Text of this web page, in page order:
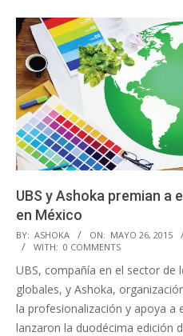
UBS y Ashoka premian a
en México
2015-
05-
26
BY: ASHOKA ON: MAYO 26, 2015
WITH: 0 COMMENTS
UBS, compañía en el sector de
globales, y Ashoka,
la profesionalización y apoya a
lanzaron la duodécima edición